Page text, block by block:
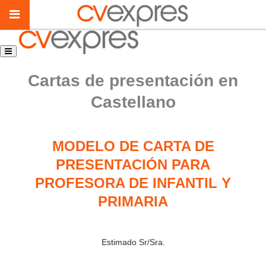
Cartas de presentación en
Castellano
MODELO DE CARTA DE
PRESENTACIÓN PARA
PROFESORA DE INFANTIL Y
PRIMARIA
Estimado Sr/Sra.